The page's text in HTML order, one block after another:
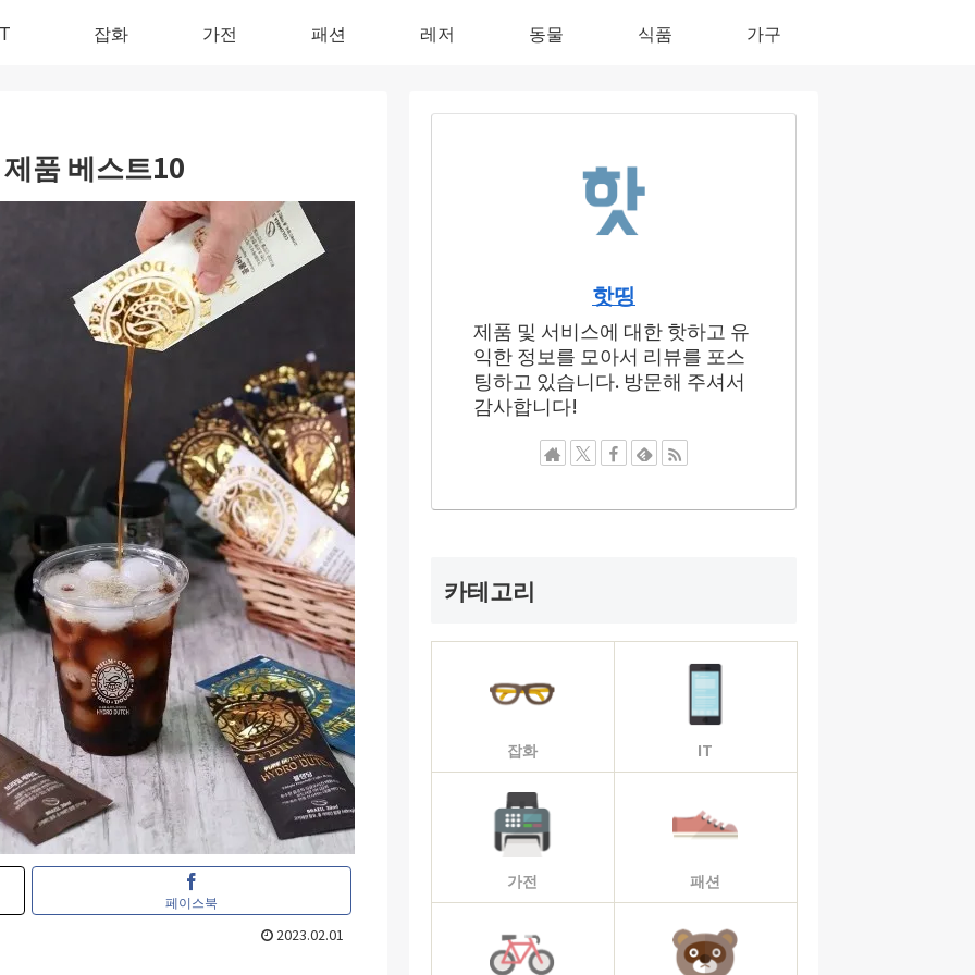
잡화 가전 패션 레저 동물 식품 가구
품 베스트10
페이스북
2023.02.01
핫띵
제품 및 서비스에 대한 핫하고 유
익한 정보를 모아서 리뷰를 포스
팅하고 있습니다. 방문해 주셔서
감사합니다!
카테고리
잡화 IT
가전 패션